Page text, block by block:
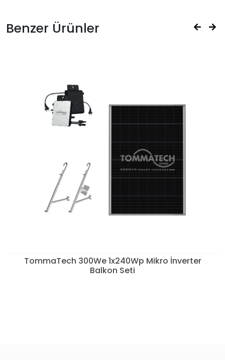
Benzer Ürünler
TommaTech 300We 1x240Wp Mikro İnverter
Balkon Seti